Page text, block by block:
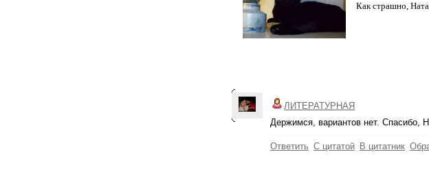
Как страшно,
ЛИТЕРАТУРНАЯ
Держимся, вариантов нет. Спасибо,
Ответить С цитатой В цитатник